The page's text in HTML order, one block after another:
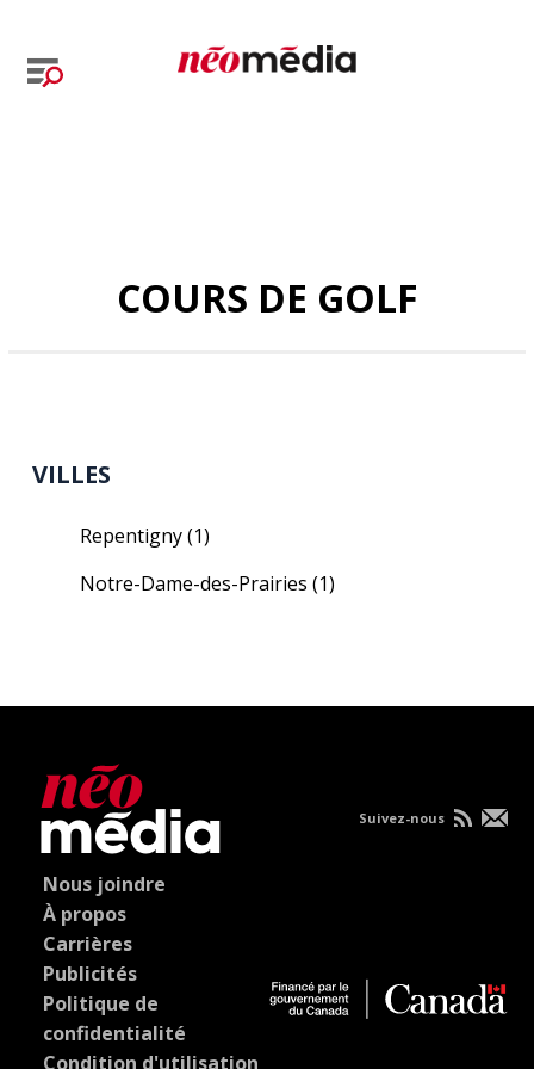
COURS DE GOLF
VILLES
Repentigny(1)
Notre-Dame-des-Prairies(1)
Nous joindre
À propos
Carrières
Publicités
Politique de
confidentialité
Condition d'utilisation
Suivez-nous